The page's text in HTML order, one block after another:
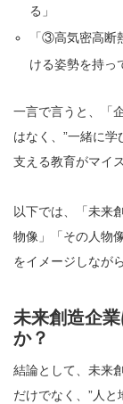
る」
「③高気密高断
ける姿勢を持っ
一言で言うと、「
はなく、”一緒に
支える教育がマイ
以下では、「未来
物像」「その人物
をイメージしなが
未来創造企
か？
結論として、未来
だけでなく、”人と